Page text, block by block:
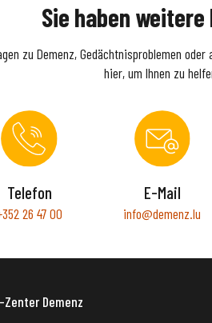
Sie haben weitere
zu Demenz, Gedächtnisproblemen
hier, um Ihnen zu
Telefon
26 47 00
E-Mail
info@demenz.lu
Demenz